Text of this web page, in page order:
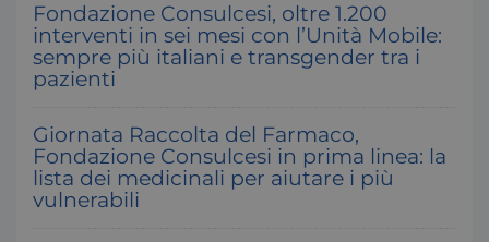
Fondazione Consulcesi, oltre 1.200
interventi in sei mesi con l’Unità Mobile:
sempre più italiani e transgender tra i
pazienti
Giornata Raccolta del Farmaco,
Fondazione Consulcesi in prima linea: la
lista dei medicinali per aiutare i più
vulnerabili